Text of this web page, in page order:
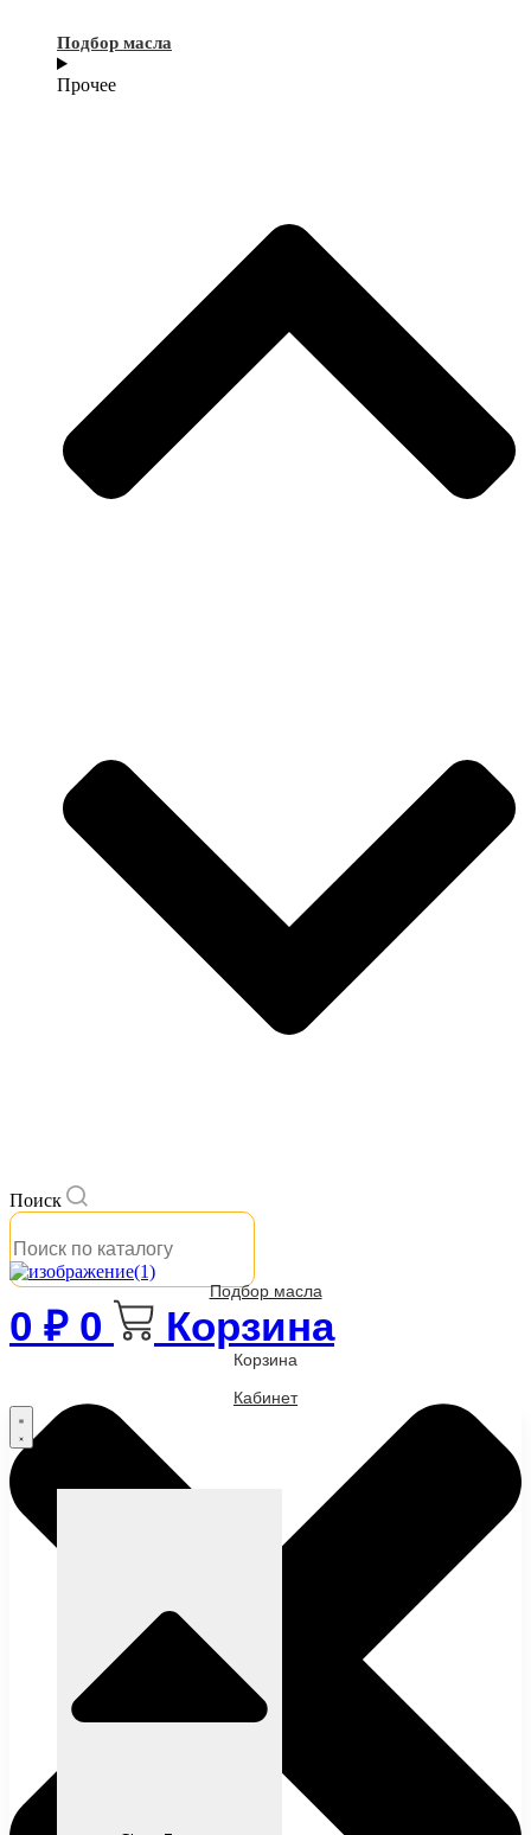
Подбор масла
Прочее
Поиск
Подбор масла
0 ₽ 0 Корзина
Корзина
Кабинет